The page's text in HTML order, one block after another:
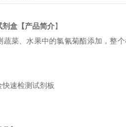
剂盒 【产品简介】
蔬菜、水果中的氯氰菊酯添加，整
速检测试剂板